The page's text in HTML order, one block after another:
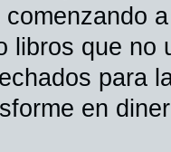
libros que no
para
en